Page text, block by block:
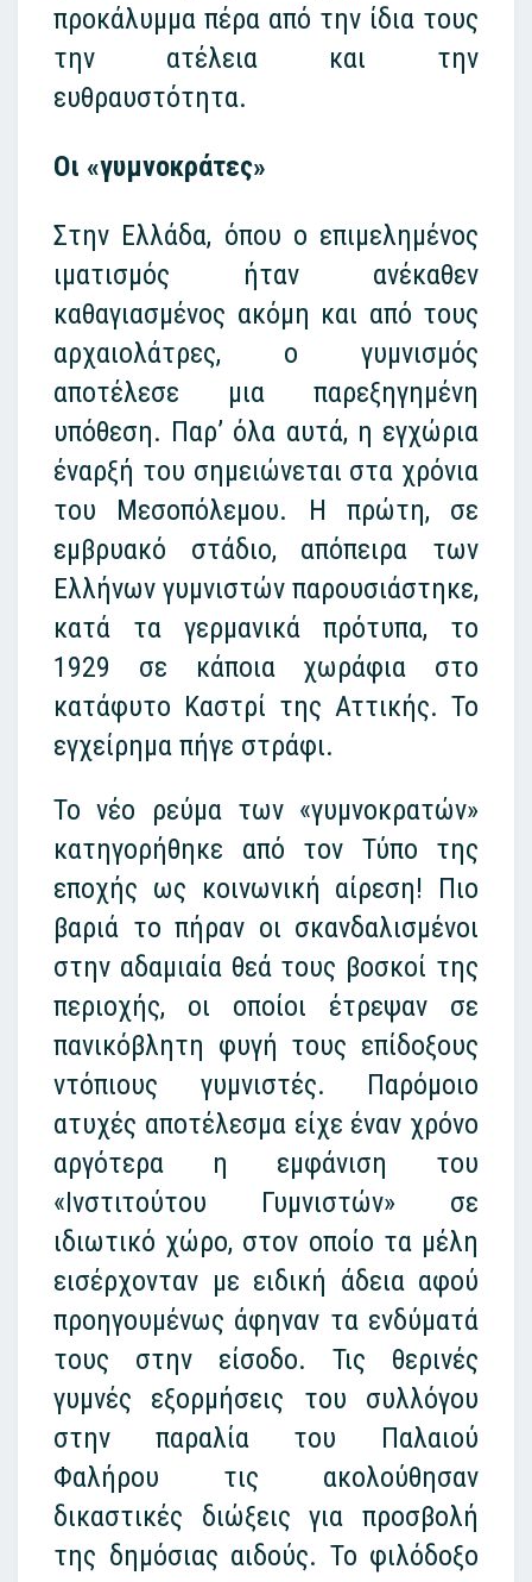
προκάλυμμα πέρα από την ίδια τους
την ατέλεια και την
ευθραυστότητα.
Οι «γυμνοκράτες»
Στην Ελλάδα, όπου ο επιμελημένος
ιματισμός ήταν ανέκαθεν
καθαγιασμένος ακόμη και από τους
αρχαιολάτρες, ο γυμνισμός
αποτέλεσε μια παρεξηγημένη
υπόθεση. Παρ’ όλα αυτά, η εγχώρια
έναρξή του σημειώνεται στα χρόνια
του Μεσοπόλεμου. Η πρώτη, σε
εμβρυακό στάδιο, απόπειρα των
Ελλήνων γυμνιστών παρουσιάστηκε,
κατά τα γερμανικά πρότυπα, το
1929 σε κάποια χωράφια στο
κατάφυτο Καστρί της Αττικής. Το
εγχείρημα πήγε στράφι.
Το νέο ρεύμα των «γυμνοκρατών»
κατηγορήθηκε από τον Τύπο της
εποχής ως κοινωνική αίρεση! Πιο
βαριά το πήραν οι σκανδαλισμένοι
στην αδαμιαία θεά τους βοσκοί της
περιοχής, οι οποίοι έτρεψαν σε
πανικόβλητη φυγή τους επίδοξους
ντόπιους γυμνιστές. Παρόμοιο
ατυχές αποτέλεσμα είχε έναν χρόνο
αργότερα η εμφάνιση του
«Ινστιτούτου Γυμνιστών» σε
ιδιωτικό χώρο, στον οποίο τα μέλη
εισέρχονταν με ειδική άδεια αφού
προηγουμένως άφηναν τα ενδύματά
τους στην είσοδο. Τις θερινές
γυμνές εξορμήσεις του συλλόγου
στην παραλία του Παλαιού
Φαλήρου τις ακολούθησαν
δικαστικές διώξεις για προσβολή
της δημόσιας αιδούς. Το φιλόδοξο